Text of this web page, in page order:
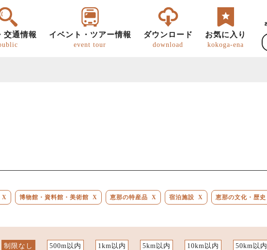
交通情報 イベント・ツアー情報
event tour
ダウンロード
download
キャッチコピー
お気に入り
kokoga-ena
X 博物館・資料館・美術館 X 恵那の特産品 X 宿泊施設 X 恵那の文化・歴史
制限なし 500m以内 1km以内 5km以内 10km以内 50km以内